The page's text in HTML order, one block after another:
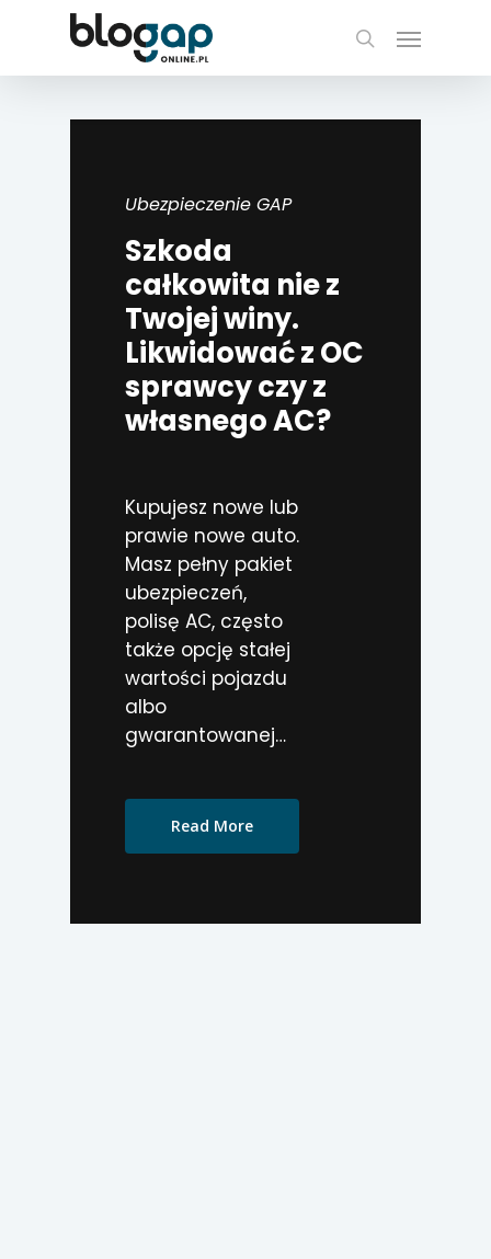
main
search
Menu
Ubezpieczenie GAP
Szkoda
całkowita nie z
Twojej winy.
Likwidować z OC
sprawcy czy z
własnego AC?
Kupujesz nowe lub
prawie nowe auto.
Masz pełny pakiet
ubezpieczeń,
polisę AC, często
także opcję stałej
wartości pojazdu
albo
gwarantowanej…
Read More